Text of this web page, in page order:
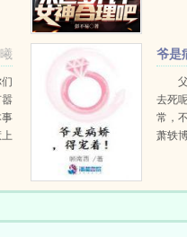
爷是
去死
常，
萧轶
力是